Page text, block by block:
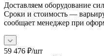
Доставляем оборудование
Сроки и стоимость —
сообщает менеджер при
59 476 ₽/шт